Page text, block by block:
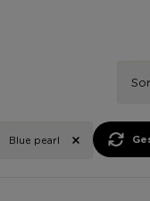
Blue pearl